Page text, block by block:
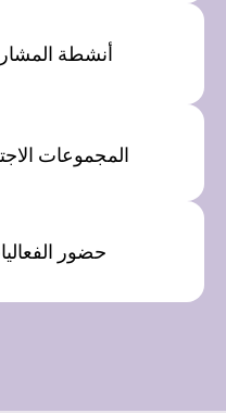
أنشطة
المجموعات
حضور